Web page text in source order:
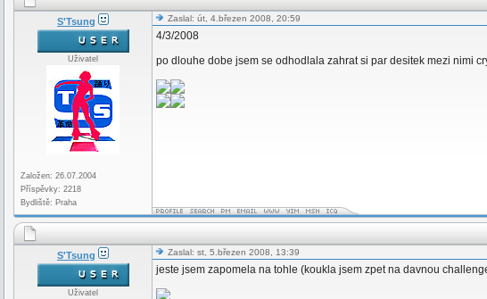
S'Tsung
Uživatel
Založen: 26.07.2004
Příspěvky: 2218
Bydliště: Praha
Zaslal: út, 4.březen 2008, 20:59
4/3/2008
po dlouhe dobe jsem se odhodlala zahrat si par desitek mezi nimi
S'Tsung
Uživatel
Zaslal: st, 5.březen 2008, 13:39
jeste jsem zapomela na tohle (koukla jsem zpet na davnou